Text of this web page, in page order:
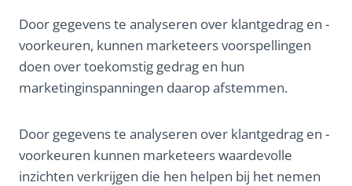
Door gegevens te analyseren over klantgedrag en -
voorkeuren, kunnen marketeers voorspellingen
doen over toekomstig gedrag en hun
marketinginspanningen daarop afstemmen.
Door gegevens te analyseren over klantgedrag en -
voorkeuren kunnen marketeers waardevolle
inzichten verkrijgen die hen helpen bij het nemen